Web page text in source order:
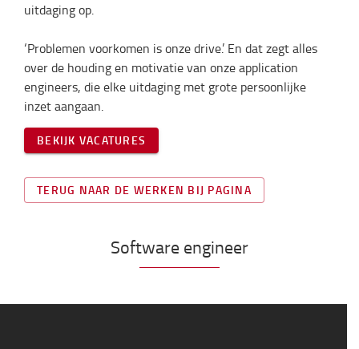
uitdaging op.
‘Problemen voorkomen is onze drive.’ En dat zegt alles
over de houding en motivatie van onze application
engineers, die elke uitdaging met grote persoonlijke
inzet aangaan.
BEKIJK VACATURES
TERUG NAAR DE WERKEN BIJ PAGINA
Software engineer